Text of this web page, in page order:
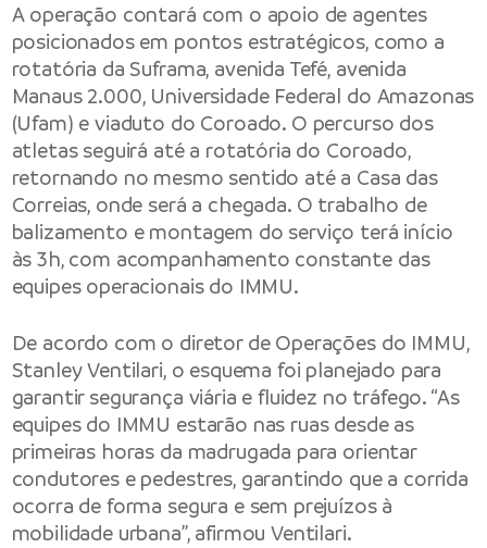
A operação contará com o apoio de agentes
posicionados em pontos estratégicos, como a
rotatória da Suframa, avenida Tefé, avenida
Manaus 2.000, Universidade Federal do Amazonas
(Ufam) e viaduto do Coroado. O percurso dos
atletas seguirá até a rotatória do Coroado,
retornando no mesmo sentido até a Casa das
Correias, onde será a chegada. O trabalho de
balizamento e montagem do serviço terá início
às 3h, com acompanhamento constante das
equipes operacionais do IMMU.
De acordo com o diretor de Operações do IMMU,
Stanley Ventilari, o esquema foi planejado para
garantir segurança viária e fluidez no tráfego. “As
equipes do IMMU estarão nas ruas desde as
primeiras horas da madrugada para orientar
condutores e pedestres, garantindo que a corrida
ocorra de forma segura e sem prejuízos à
mobilidade urbana”, afirmou Ventilari.